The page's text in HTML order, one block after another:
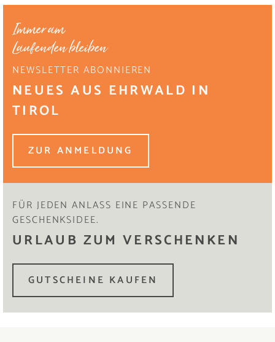
Immer am
Laufenden bleiben
NEWSLETTER ABONNIEREN
NEUES AUS EHRWALD IN
TIROL
ZUR ANMELDUNG
FÜR JEDEN ANLASS EINE PASSENDE
GESCHENKSIDEE.
URLAUB ZUM VERSCHENKEN
GUTSCHEINE KAUFEN